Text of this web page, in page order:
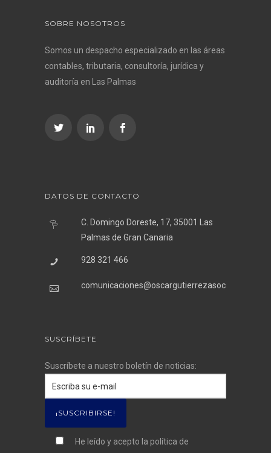
SOBRE NOSOTROS
Somos un despacho especializado en las áreas
contables, tributaria, consultoría, jurídica y
auditoría en Las Palmas
DATOS DE CONTACTO
C. Domingo Doreste, 17, 35001 Las
Palmas de Gran Canaria
928 321 466
comunicaciones@oscargutierrezasociados.com
SUSCRÍBETE
Suscríbete a nuestro boletín de noticias:
He leído y acepto la política de